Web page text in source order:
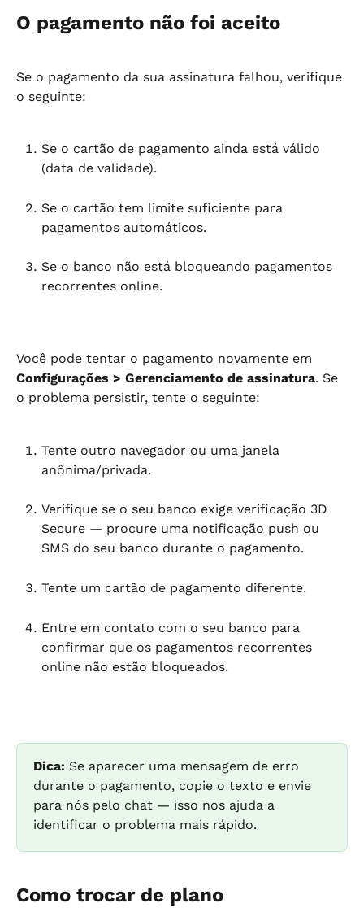
O pagamento não foi aceito
Se o pagamento da sua assinatura falhou, verifique
o seguinte:
Se o cartão de pagamento ainda está válido
(data de validade).
Se o cartão tem limite suficiente para
pagamentos automáticos.
Se o banco não está bloqueando pagamentos
recorrentes online.
Você pode tentar o pagamento novamente em
Configurações > Gerenciamento de assinatura. Se
o problema persistir, tente o seguinte:
Tente outro navegador ou uma janela
anônima/privada.
Verifique se o seu banco exige verificação 3D
Secure — procure uma notificação push ou
SMS do seu banco durante o pagamento.
Tente um cartão de pagamento diferente.
Entre em contato com o seu banco para
confirmar que os pagamentos recorrentes
online não estão bloqueados.
Dica: Se aparecer uma mensagem de erro
durante o pagamento, copie o texto e envie
para nós pelo chat — isso nos ajuda a
identificar o problema mais rápido.
Como trocar de plano